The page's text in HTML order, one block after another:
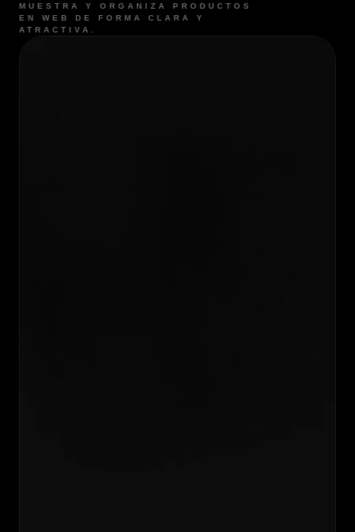
MUESTRA Y ORGANIZA PRODUCTOS
EN WEB DE FORMA CLARA Y
ATRACTIVA.